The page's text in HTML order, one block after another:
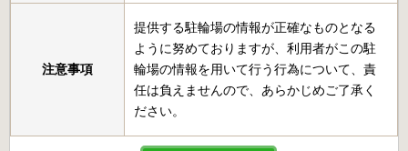
注意事項
提供する駐輪場の情報が正確なものとなる
ように努めておりますが、利用者がこの駐
輪場の情報を用いて行う行為について、責
任は負えませんので、あらかじめご了承く
ださい。